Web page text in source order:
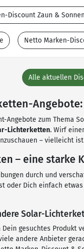
Discount Zaun &
Netto Marken-
Alle aktuellen
zum Thema
Lichterketten. Wirf
– vielleicht
– eine starke
durch und
oder Dich einfach
Solar-
gesuchtes Produkt
andere Anbieter